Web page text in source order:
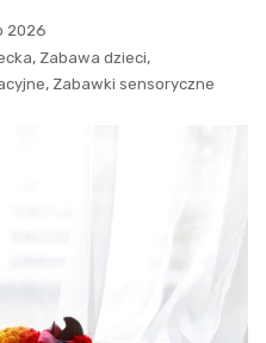
2026
, Zabawa dzieci,
, Zabawki sensoryczne